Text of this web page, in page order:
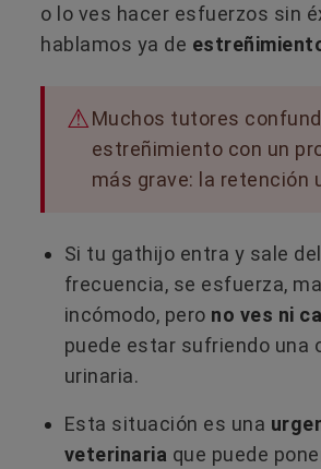
o lo ves hacer esfuerzos sin
hablamos ya de
Muchos tutores
estreñimiento con un
más grave: la retención
Si tu gathijo entra y sale
frecuencia, se esfuerza,
incómodo, pero no ves ni
puede estar sufriendo una
urinaria.
Esta situación es una
veterinaria que puede